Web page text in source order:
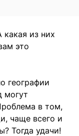
какая из них
это
географии
могут
в том,
чаще всего и
Тогда удачи!